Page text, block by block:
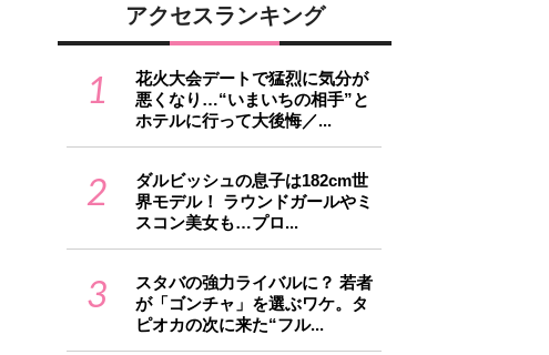
アクセスランキング
1
花火大会デートで猛烈に気分が
悪くなり…“いまいちの相手”と
ホテルに行って大後悔／...
2
ダルビッシュの息子は182cm世
界モデル！ ラウンドガールやミ
スコン美女も…プロ...
3
スタバの強力ライバルに？ 若者
が「ゴンチャ」を選ぶワケ。タ
ピオカの次に来た“フル...